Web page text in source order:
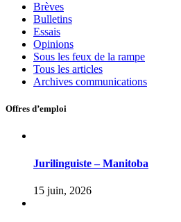
Brèves
Bulletins
Essais
Opinions
Sous les feux de la rampe
Tous les articles
Archives communications
Offres d’emploi
Jurilinguiste – Manitoba
15 juin, 2026